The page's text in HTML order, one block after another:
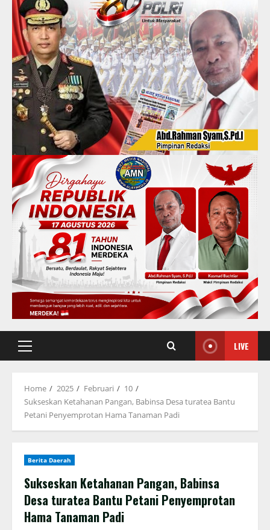
Primary
LIVE
Home 2025 Februari
10
Sukseskan Ketahanan Pangan, Babinsa Desa turatea Bantu
Petani Penyemprotan Hama Tanaman Padi
Berita Daerah
Sukseskan Ketahanan Pangan, Babinsa
Desa turatea Bantu Petani Penyemprotan
Hama Tanaman Padi